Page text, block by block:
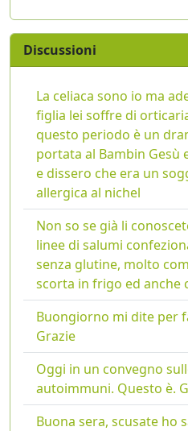
Discussioni
La celiaca sono io ma
figlia lei soffre di
questo periodo è un
portata al Bambin Gesù
e dissero che era un
allergica al nichel
Non so se già li
linee di salumi
senza glutine, molto
scorta in frigo ed anche
Buongiorno mi dite per
Grazie
Oggi in un convegno
autoimmuni. Questo è.
Buona sera, scusate ho